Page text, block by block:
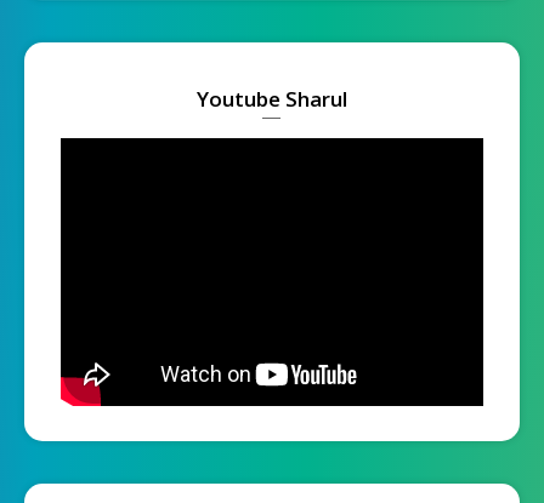
Youtube Sharul